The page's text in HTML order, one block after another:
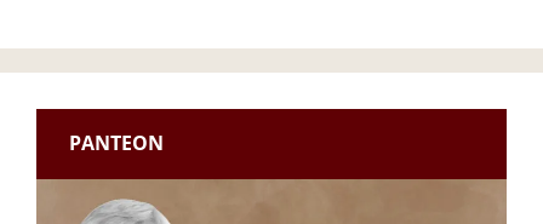
PANTEON